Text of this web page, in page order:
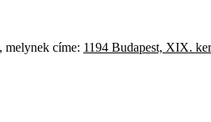
melynek címe: 1194 Budapest, XIX.